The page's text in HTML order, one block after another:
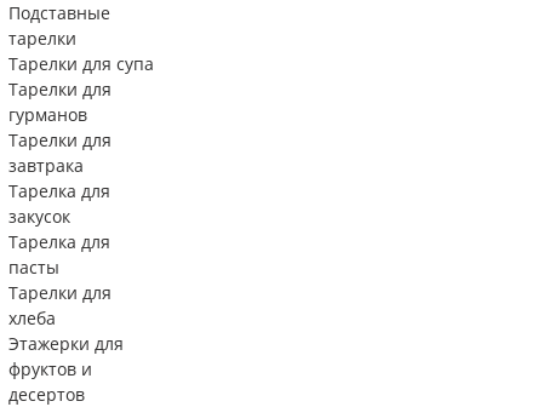
Подставные
тарелки
Тарелки для супа
Тарелки для
гурманов
Тарелки для
завтрака
Тарелка для
закусок
Тарелка для
пасты
Тарелки для
хлеба
Этажерки для
фруктов и
десертов